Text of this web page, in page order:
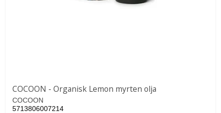
COCOON - Organisk Lemon myrten olja
COCOON
5713806007214